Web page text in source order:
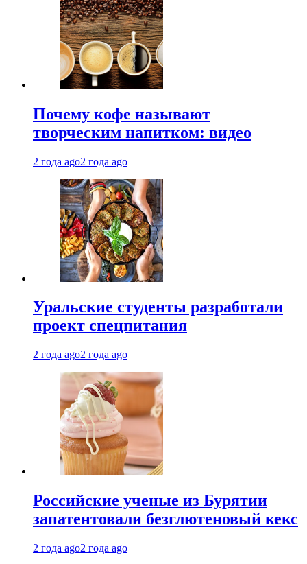
Почему кофе называют
творческим напитком: видео
2 года ago2 года ago
Уральские студенты разработали
проект спецпитания
2 года ago2 года ago
Российские ученые из Бурятии
запатентовали безглютеновый кекс
2 года ago2 года ago